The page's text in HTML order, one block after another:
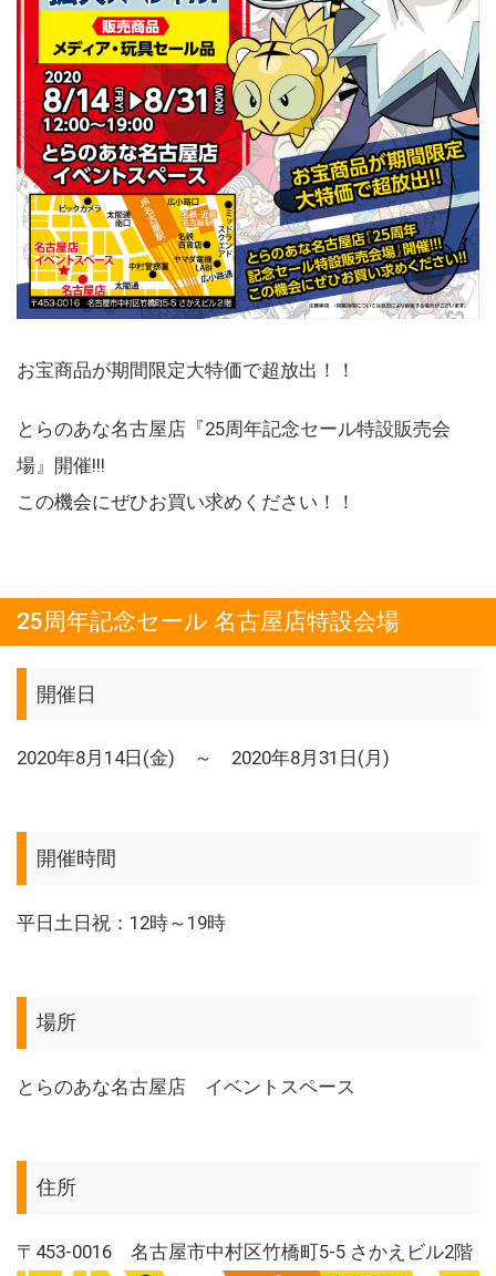
お宝商品が期間限定大特価で超放出！！
とらのあな名古屋店『25周年記念セール特設販売会
場』開催!!!
この機会にぜひお買い求めください！！
25周年記念セール 名古屋店特設会場
開催日
2020年8月14日(金) ～ 2020年8月31日(月)
開催時間
平日土日祝：12時～19時
場所
とらのあな名古屋店 イベントスペース
住所
〒453‐0016 名古屋市中村区竹橋町5-5 さかえビル2階